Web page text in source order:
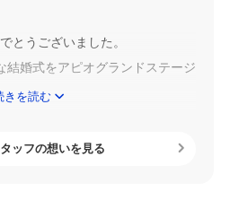
とうございました。
結婚式をアピオグランドステージ
のお言葉をいただき大変光栄で
きを読む
ッフの想いを見る